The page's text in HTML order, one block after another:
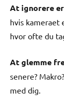
At ignorere
hvis kameraet
hvor ofte du
At glemme
senere?
med dig.